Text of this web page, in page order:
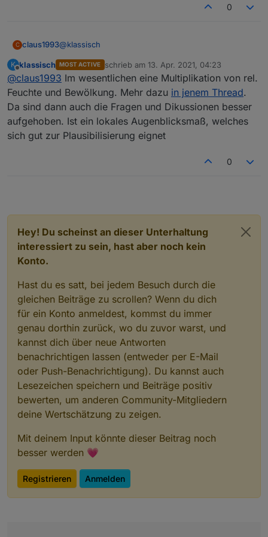
("Kipplöffel") des Regenmengenmessers.
07:30 Uhr genullt wird.
Regenwahrscheinlichkeit, berechnet aus rel. Feuchte
und Bewölkung.
0
C claus1993@klassisch
Die hellgrüne Zappelkurve ist ein Maß für die
Regenwahrscheinlichkeit, berechnet aus rel.
Feuchte und Bewölkung.
Würdest du mir bitte die Formel verraten wie du auf
die Regenwahrscheinlichkeit kommst?
K
Offline
klassisch MOST ACTIVE schrieb am 13. Apr. 2021, 04:23
zuletzt editiert von
@claus1993 Im wesentlichen eine Multiplikation von rel.
Feuchte und Bewölkung. Mehr dazu in jenem Thread.
Da sind dann auch die Fragen und Dikussionen besser
aufgehoben. Ist ein lokales Augenblicksmaß, welches
sich gut zur Plausibilisierung eignet
0
Hey! Du scheinst an dieser Unterhaltung
interessiert zu sein, hast aber noch kein
Konto.
Hast du es satt, bei jedem Besuch durch die
gleichen Beiträge zu scrollen? Wenn du dich
für ein Konto anmeldest, kommst du immer
genau dorthin zurück, wo du zuvor warst, und
kannst dich über neue Antworten
benachrichtigen lassen (entweder per E-Mail
oder Push-Benachrichtigung). Du kannst auch
Lesezeichen speichern und Beiträge positiv
bewerten, um anderen Community-Mitgliedern
deine Wertschätzung zu zeigen.
Mit deinem Input könnte dieser Beitrag noch
besser werden 💗
Registrieren Anmelden